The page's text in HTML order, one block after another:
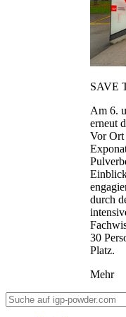
SAVE
Am 6.
erneut
Vor Ort
durch
30
Platz.
Mehr